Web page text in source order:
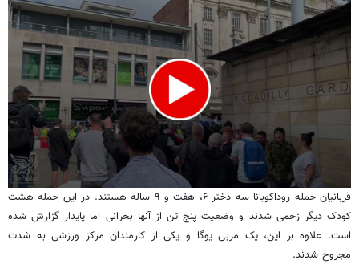
0
seconds
of
27
seconds
قربانیان حمله روداکوبانا سه دختر ۶، هفت و ۹ ساله هستند. در این حمله هشت
کودک دیگر زخمی شدند و وضعیت پنج تن از آنها بحرانی اما پایدار گزارش شده
است. علاوه بر این، یک مربی یوگا و یکی از کارمندان مرکز ورزشی به شدت
مجروح شدند.